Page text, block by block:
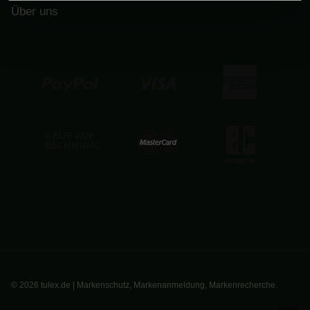
Über uns
© 2026 tulex.de | Markenschutz, Markenanmeldung, Markenrecherche.